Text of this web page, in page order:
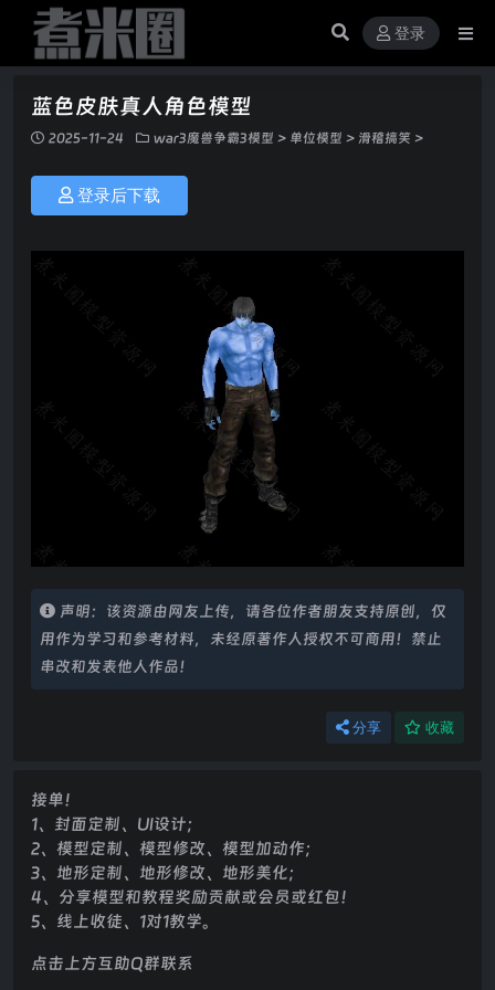
登录
蓝色皮肤真人角色模型
2025-11-24 war3魔兽争霸3模型 > 单位模型 > 滑稽搞笑 >
登录后下载
声明：该资源由网友上传，请各位作者朋友支持原创，仅
用作为学习和参考材料，未经原著作人授权不可商用！禁止
串改和发表他人作品！
分享 收藏
接单！
1、封面定制、UI设计；
2、模型定制、模型修改、模型加动作；
3、地形定制、地形修改、地形美化；
4、分享模型和教程奖励贡献或会员或红包！
5、线上收徒、1对1教学。
点击上方互助Q群联系